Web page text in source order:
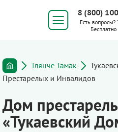
8 (800)
Есть вопросы?
Тлянче-Тамак
Престарелых и Инвалидов
Дом
«Тукаевский